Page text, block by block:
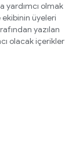
yardımcı olmak
üyeleri
yazılan
olacak içerikler